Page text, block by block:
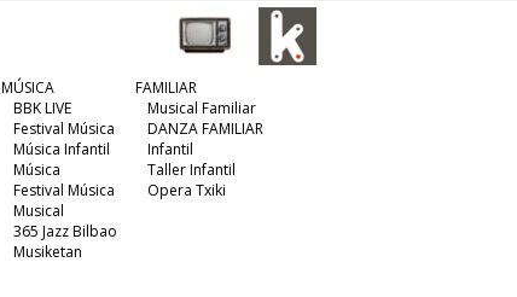
MÚSICA
BBK LIVE
Festival Música
Música Infantil
Música
Festival Música
Musical
365 Jazz Bilbao
Musiketan
FAMILIAR
Musical Familiar
DANZA FAMILIAR
Infantil
Taller Infantil
Opera Txiki